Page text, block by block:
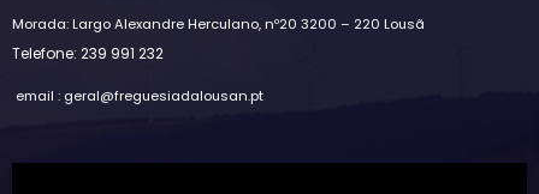
Morada: Largo Alexandre Herculano, nº20 3200 – 220 Lousã
Telefone: 239 991 232
email : geral@freguesiadalousan.pt